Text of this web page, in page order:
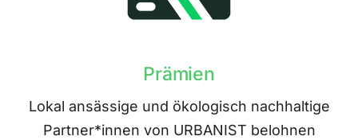
Prämien
Lokal ansässige und ökologisch nachhaltige
Partner*innen von URBANIST belohnen